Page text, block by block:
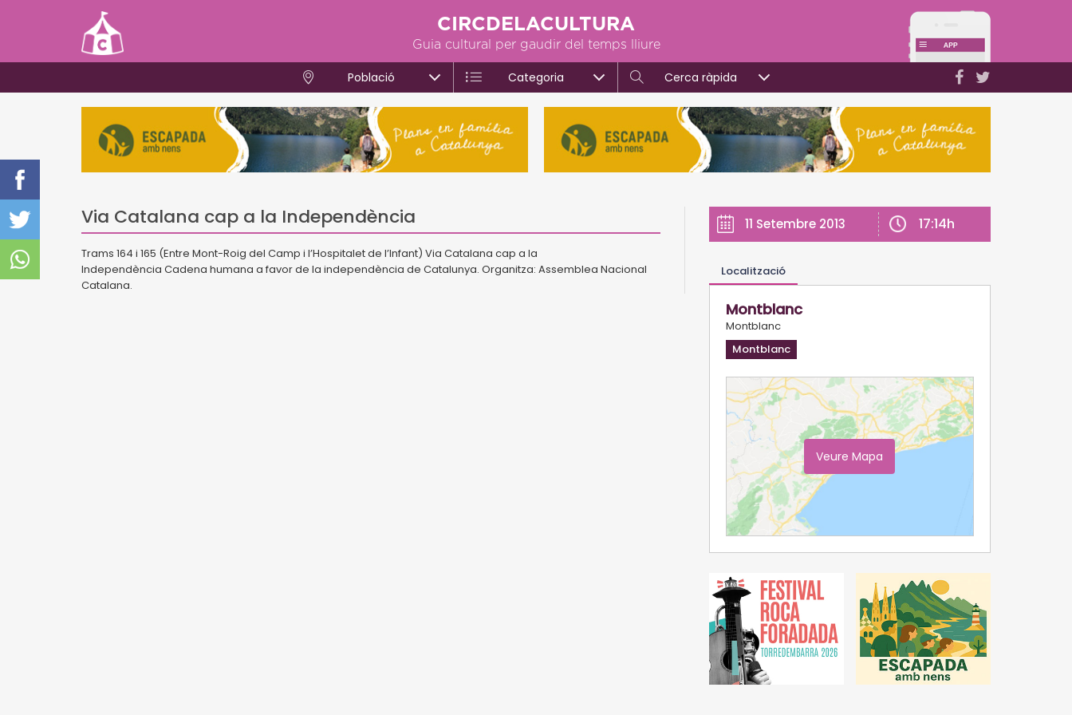
CIRCDELACULTURA
Guia cultural per gaudir del temps lliure
Població Categoria Cerca ràpida
Via Catalana cap a la Independència
Trams 164 i 165 (Entre Mont-Roig del Camp i l’Hospitalet de l’Infant) Via Catalana cap a la
Independència Cadena humana a favor de la independència de Catalunya. Organitza: Assemblea Nacional
Catalana.
11 Setembre 2013 17:14h
Localització
Montblanc
Montblanc
Montblanc
Veure Mapa